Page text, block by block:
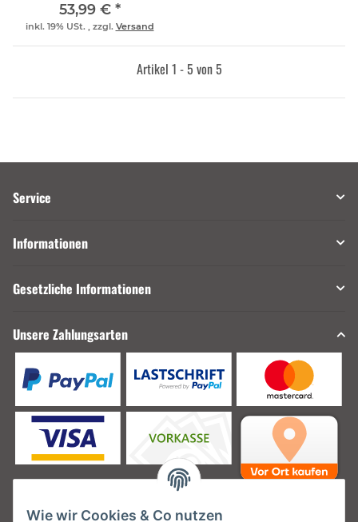
53,99 € *
inkl. 19% USt. , zzgl. Versand
Artikel 1 - 5 von 5
Service
Informationen
Gesetzliche Informationen
Unsere Zahlungsarten
Wie wir Cookies & Co nutzen